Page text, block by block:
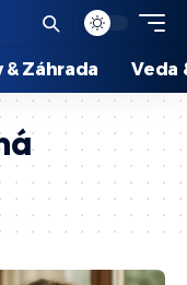
& Záhrada Veda